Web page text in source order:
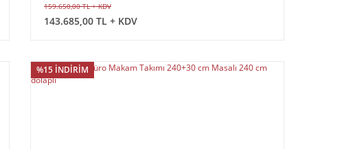
159.650,00 TL + KDV
143.685,00 TL + KDV
%15 İNDİRİM